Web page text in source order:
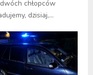
chłopców
dzisiaj,...